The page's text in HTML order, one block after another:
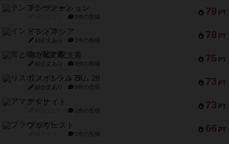
79 PT
テンプテーション
2件の投稿
78 PT
インドネシア
紹介文あり 2件の投稿
75 PT
宵と暁の呪文書
紹介文あり 8件の投稿
73 PT
リスボン・トラム 28
紹介文あり 9件の投稿
73 PT
アマナイト
1件の投稿
66 PT
ブラヴェスト
1件の投稿